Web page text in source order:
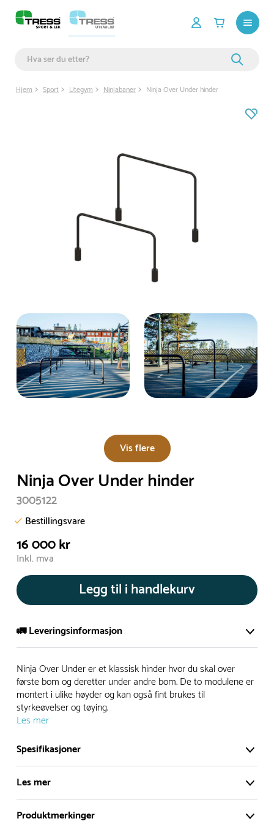
Hjem Sport Utegym Ninjabaner Ninja Over Under hinder
Vis flere
Ninja Over Under hinder
3005122
Bestillingsvare
16 000 kr
Inkl. mva
Legg til i handlekurv
🚛 Leveringsinformasjon
De aller fleste av våre lekeapparat produseres på bestilling.
Leveringstid på bestillingsvarer vil være 8+ uker.
I høysesong må lengre leveringstid påregnes.
Rask levering
Hos oss finner du flere produkter merket ‘Rask Levering’.
Dette er produkter som normalt sett er bestillingsvarer,
men hos oss er de lagervare.
Ninja Over Under er et klassisk hinder hvor du skal over
første bom og deretter under andre bom. De to modulene er
montert i ulike høyder og kan også fint brukes til
styrkeøvelser og tøying.
Les mer
Spesifikasjoner
Les mer
Produktmerkinger